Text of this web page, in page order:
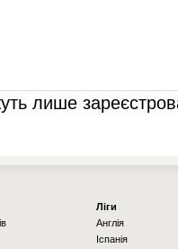
лише
Ліги
Англія
Іспанія